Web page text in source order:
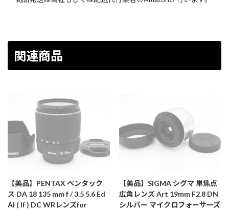
関連商品
【美品】PENTAX ペンタック
ス DA 18 135 mm f / 3.5 5.6 Ed
Al ( If ) DC WRレンズfor
【美品】SIGMA シグマ 単焦点
広角レンズ Art 19mm F2.8 DN
シルバー マイクロフォーサーズ